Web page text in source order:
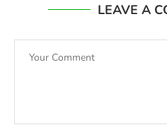
LEAVE A